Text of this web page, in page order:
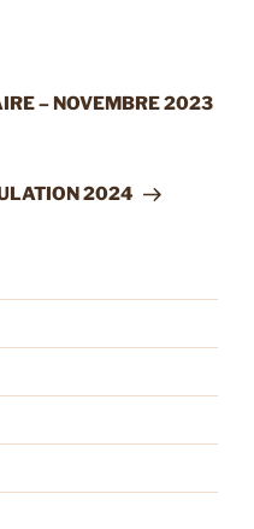
– NOVEMBRE 2023
2024